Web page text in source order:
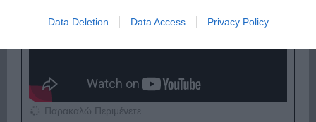
Data Deletion Data Access Privacy Policy
Παρακαλώ Περιμένετε...